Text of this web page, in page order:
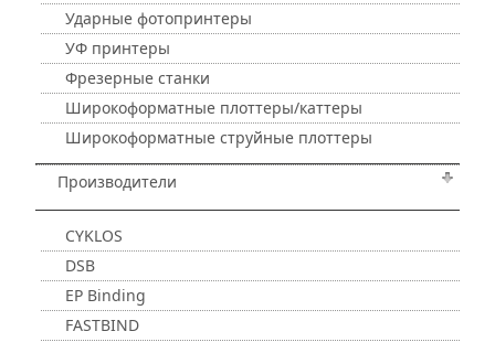
Ударные фотопринтеры
УФ принтеры
Фрезерные станки
Широкоформатные плоттеры/каттеры
Широкоформатные струйные плоттеры
Производители
CYKLOS
DSB
EP Binding
FASTBIND